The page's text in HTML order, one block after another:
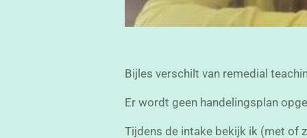
Bijles verschilt van remedial
Er wordt geen handelingsplan
Tijdens de intake bekijk ik (met of